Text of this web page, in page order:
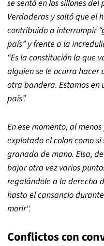
se sentó en los sillones
Verdaderas y soltó que el
contribuido a interrumpir “
país”y frente a la
“Es la constitución la que
alguien se le ocurra hacer
otra bandera. Estamos en
país”.
En ese momento, al
explotado el colon como
granada de mano. Elsa,
bajar otra vez varios
regalándole a la derecha
hasta el cansancio
morir".
Conflictos con